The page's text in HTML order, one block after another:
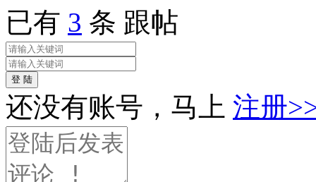
已有 3 条 跟帖
登 陆
还没有账号，马上 注册